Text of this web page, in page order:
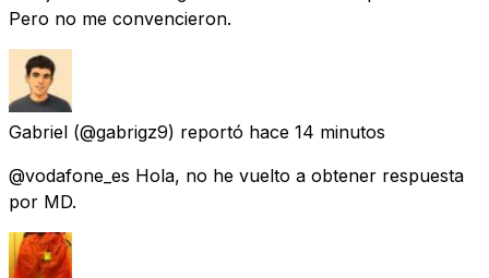
Pero no me convencieron.
Gabriel (@gabrigz9) reportó hace 14 minutos
@vodafone_es Hola, no he vuelto a obtener respuesta
por MD.